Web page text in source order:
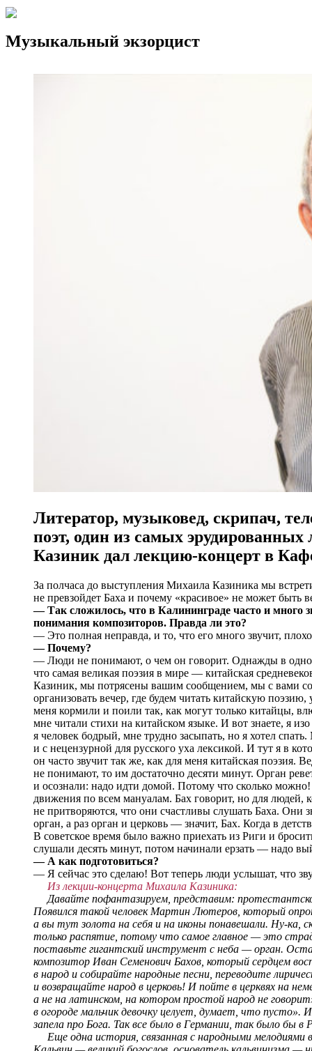
Музыкальный экзорцист
Литератор, музыковед, скрипач,
поэт, один из самых
Казиник дал лекцию-концерт в
За полчаса до выступления Михаила Казиника мы
не превзойдет Баха и почему «красивое» не может быть
— Так сложилось, что в Калининграде часто и много
понимания композиторов. Правда ли это?
— Это полная неправда, и то, что его много звучит,
— Почему?
— Люди не понимают, о чем он говорит. Однажды в
что самая великая поэзия в мире — китайская
Казиник, мы потрясены вашим сообщением, мы с вами
организовать вечер, где будем читать китайскую
меня кормили и поили так, как могут только китайцы,
мне читали стихи на китайском языке. И вот знаете, я
я человек бодрый, мне трудно засыпать, но я хотел
и с нецензурной для русского уха лексикой. И тут я в
он часто звучит так же, как для меня китайская поэзия.
не понимают, то им достаточно десяти минут. Орган
и осознали: надо идти домой. Потому что сколько
движения по всем мануалам. Бах говорит, но для людей,
не притворяются, что они счастливы слушать Баха. Они
орган, а раз орган и церковь — значит, Бах. Когда в
В советское время было важно приехать из Риги и
слушали десять минут, потом начинали ерзать — надо
— А как подготовиться?
— Я сейчас это сделаю! Вот теперь люди услышат, что
Из лекции-концерта Михаила Казиника:
Давайте пофантазируем, представим:
Появился такой человек Мартин Лютеров, который
а вы тут золота на себя и на иконы понавешали. Ну-ка,
только распятие, потому что самое главное — это
поставьте гигантский инструмент с неба — орган.
композитор Иван Семенович Бахов, который сердцем
в народ и собирайте народные песни, переводите
и возвращайте народ в церковь! И пойте в церквях на
а не на латинском, на котором простой народ не
в огороде мальчик девочку целует, думает, что пусто».
запела про Бога. Так все было в Германии, так было бы в
Еще одна история, связанная с народными мелодиями